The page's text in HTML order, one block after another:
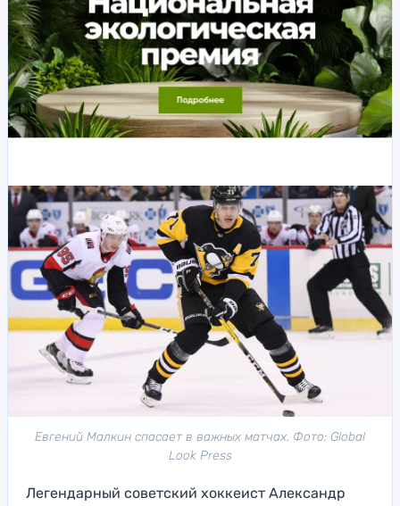
Евгений Малкин спасает в важных матчах. Фото: Global
Look Press
Легендарный советский хоккеист Александр